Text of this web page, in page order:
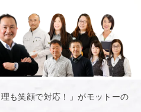
も笑顔で対応！」がモットーの